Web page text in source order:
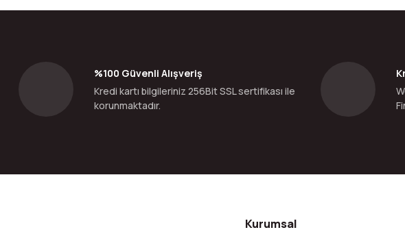
%100 Güvenli Alışveriş
Kredi kartı bilgileriniz 256Bit SSL sertifikası ile
korunmaktadır.
Kurumsal